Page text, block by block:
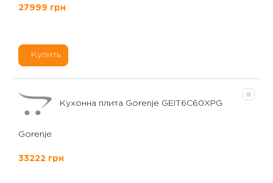
27999 грн
Купить
Кухонна плита Gorenje GEIT6C60XPG
Gorenje
33222 грн